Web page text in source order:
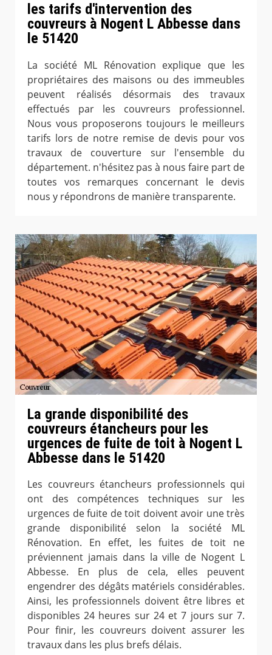
les tarifs d'intervention des
couvreurs à Nogent L Abbesse dans
le 51420
La société ML Rénovation explique que les
propriétaires des maisons ou des immeubles
peuvent réalisés désormais des travaux
effectués par les couvreurs professionnel.
Nous vous proposerons toujours le meilleurs
tarifs lors de notre remise de devis pour vos
travaux de couverture sur l'ensemble du
département. n'hésitez pas à nous faire part de
toutes vos remarques concernant le devis
nous y répondrons de manière transparente.
La grande disponibilité des
couvreurs étancheurs pour les
urgences de fuite de toit à Nogent L
Abbesse dans le 51420
Les couvreurs étancheurs professionnels qui
ont des compétences techniques sur les
urgences de fuite de toit doivent avoir une très
grande disponibilité selon la société ML
Rénovation. En effet, les fuites de toit ne
préviennent jamais dans la ville de Nogent L
Abbesse. En plus de cela, elles peuvent
engendrer des dégâts matériels considérables.
Ainsi, les professionnels doivent être libres et
disponibles 24 heures sur 24 et 7 jours sur 7.
Pour finir, les couvreurs doivent assurer les
travaux dans les plus brefs délais.